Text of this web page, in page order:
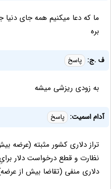
ما که دعا میکنیم همه جای دنیا
بره
ف‌ .ج: پاسخ
به زودی ریزشی میشه
آدام اسمیت: پاسخ
تراز دلاری کشور مثبته (عرضه
نظارت و قطع درخواست دلار برایِ
دلاری منفی (تقاضا بیش از